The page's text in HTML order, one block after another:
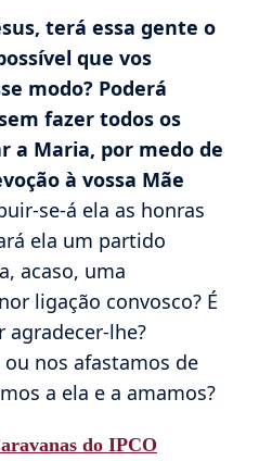
terá essa gente o
que vos
modo? Poderá
fazer todos os
a Maria, por medo de
à vossa Mãe
se-á ela as honras
ela um partido
acaso, uma
ligação convosco? É
agradecer-lhe?
nos afastamos de
a ela e a amamos?
do IPCO